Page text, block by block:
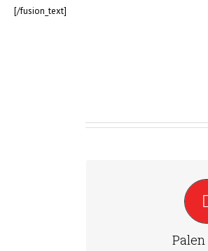
[/fusion_text]
U kunt bij ons terecht
heipalen. Wij verzorgen